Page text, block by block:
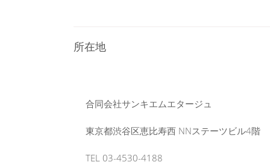
所在地
合同会社サンキエムエタージュ
東京都渋谷区恵比寿西 NNステーツビル4階
TEL 03-4530-4188